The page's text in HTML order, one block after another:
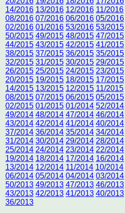
14/2016 13/2016 12/2016 11/2016
08/2016 07/2016 06/2016 05/2016
02/2016 01/2016 53/2016 53/2015
50/2015 49/2015 48/2015 47/2015
44/2015 43/2015 42/2015 41/2015
38/2015 37/2015 36/2015 35/2015
32/2015 31/2015 30/2015 29/2015
26/2015 25/2015 24/2015 23/2015
20/2015 19/2015 18/2015 17/2015
14/2015 13/2015 12/2015 11/2015
08/2015 07/2015 06/2015 05/2015
02/2015 01/2015 01/2014 52/2014
49/2014 48/2014 47/2014 46/2014
43/2014 42/2014 41/2014 40/2014
37/2014 36/2014 35/2014 34/2014
31/2014 30/2014 29/2014 28/2014
25/2014 24/2014 23/2014 22/2014
19/2014 18/2014 17/2014 16/2014
13/2014 12/2014 11/2014 10/2014
06/2014 05/2014 04/2014 03/2014
50/2013 49/2013 47/2013 46/2013
43/2013 42/2013 41/2013 40/2013
36/2013